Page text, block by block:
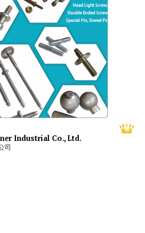
Industrial Co., Ltd.
司